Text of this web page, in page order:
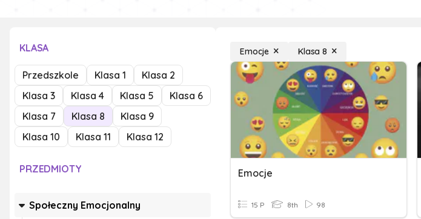
KLASA
Przedszkole Klasa 1
Klasa 2
Klasa 3
Klasa 4 Klasa 5
Klasa 6
Klasa 7
Klasa 8
Klasa 9
Klasa 10
Klasa 11 Klasa 12
PRZEDMIOTY
Społeczny Emocjonalny
Emocje Klasa 8
Emocje
15 P 8th 98